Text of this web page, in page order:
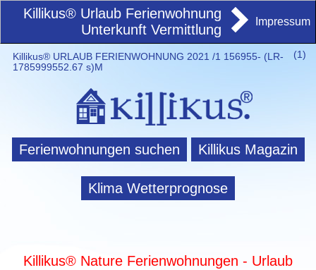
Killikus® Urlaub Ferienwohnung
Unterkunft Vermittlung
Impressum
(1)
Killikus® URLAUB FERIENWOHNUNG 2021 /1 156955- (LR-
1785999552.67 s)M
Ferienwohnungen suchen Killikus Magazin
Klima Wetterprognose
Killikus® Nature Ferienwohnungen - Urlaub